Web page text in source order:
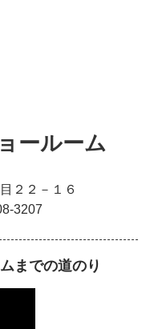
ールーム
２２－１６
3207
までの道のり